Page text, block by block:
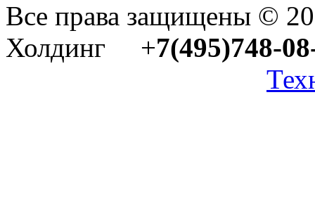
Все права защищены ©
Холдинг +7(495)748-